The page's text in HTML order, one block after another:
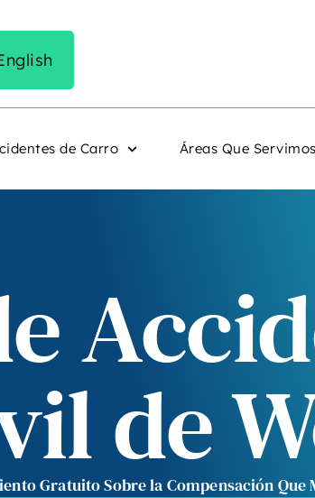
de Carro Áreas Que Servimos
de
Gratuito Sobre la Compensación Que